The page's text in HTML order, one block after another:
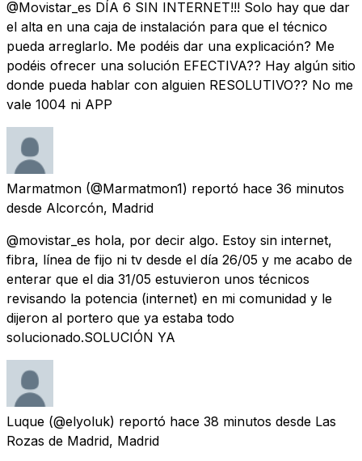
@Movistar_es DÍA 6 SIN INTERNET!!! Solo hay que dar
el alta en una caja de instalación para que el técnico
pueda arreglarlo. Me podéis dar una explicación? Me
podéis ofrecer una solución EFECTIVA?? Hay algún sitio
donde pueda hablar con alguien RESOLUTIVO?? No me
vale 1004 ni APP
Marmatmon (@Marmatmon1) reportó hace 36 minutos
desde Alcorcón, Madrid
@movistar_es hola, por decir algo. Estoy sin internet,
fibra, línea de fijo ni tv desde el día 26/05 y me acabo de
enterar que el dia 31/05 estuvieron unos técnicos
revisando la potencia (internet) en mi comunidad y le
dijeron al portero que ya estaba todo
solucionado.SOLUCIÓN YA
Luque (@elyoluk) reportó hace 38 minutos desde Las
Rozas de Madrid, Madrid